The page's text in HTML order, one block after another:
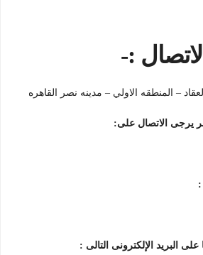
:-
يرجى الاتصال على:
البريد الإلكترونى التالى :